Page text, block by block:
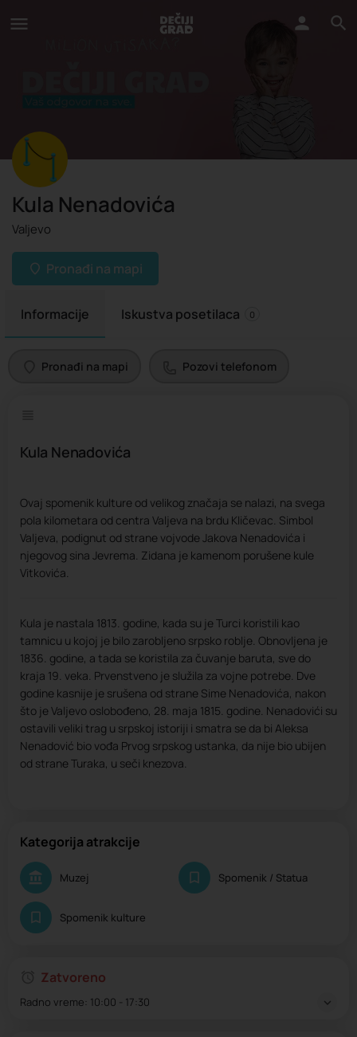
Kula Nenadovića
Valjevo
Pronađi na mapi
Informacije Iskustva posetilaca 0
Pronađi na mapi Pozovi telefonom
Kula Nenadovića
Ovaj spomenik kulture od velikog značaja se nalazi, na svega
pola kilometara od centra Valjeva na brdu Kličevac. Simbol
Valjeva, podignut od strane vojvode Jakova Nenadovića i
njegovog sina Jevrema. Zidana je kamenom porušene kule
Vitkovića.
Kula je nastala 1813. godine, kada su je Turci koristili kao
tamnicu u kojoj je bilo zarobljeno srpsko roblje. Obnovljena je
1836. godine, a tada se koristila za čuvanje baruta, sve do
kraja 19. veka. Prvenstveno je služila za vojne potrebe. Dve
godine kasnije je srušena od strane Sime Nenadovića, nakon
što je Valjevo oslobođeno, 28. maja 1815. godine. Nenadovići su
ostavili veliki trag u srpskoj istoriji i smatra se da bi Aleksa
Nenadović bio vođa Prvog srpskog ustanka, da nije bio ubijen
od strane Turaka, u seči knezova.
Kategorija atrakcije
Muzej Spomenik / Statua
Spomenik kulture
Zatvoreno
Radno vreme: 10:00 - 17:30